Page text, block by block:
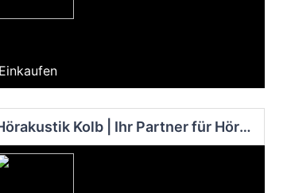
Einkaufen
Hörakustik Kolb | Ihr Partner für Hörgeräte und Gehörschutz | Hörtest